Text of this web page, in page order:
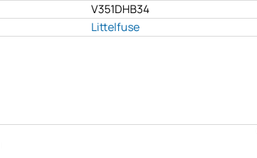
V351DHB34
Littelfuse